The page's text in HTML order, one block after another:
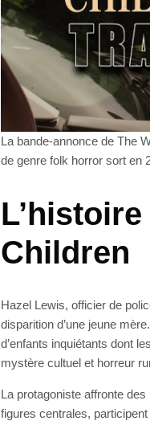
La bande-annonce de The
de genre folk horror sort en
Children
Hazel Lewis, officier de
disparition d’une jeune
d’enfants inquiétants dont
mystère cultuel et horreur
La protagoniste affronte
figures centrales,